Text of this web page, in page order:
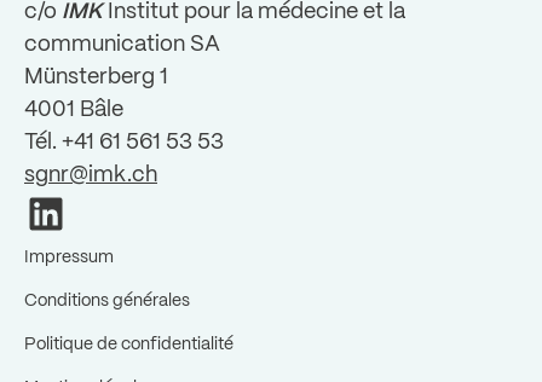
Impressum
Conditions générales
Politique de confidentialité
c/o IMKInstitut pour la médecine et la
communication SA
Münsterberg 1
4001 Bâle
Tél. +41 61 561 53 53
sgnr@imk.ch